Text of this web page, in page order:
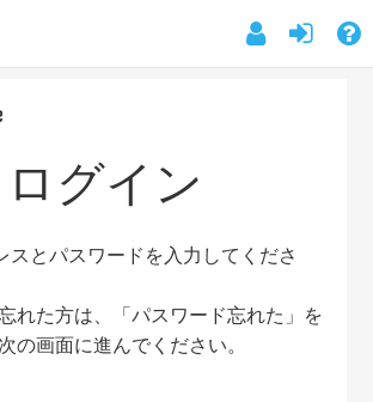
ログイン
スとパスワードを入力してくださ
れた方は、「パスワード忘れた」を
の画面に進んでください。